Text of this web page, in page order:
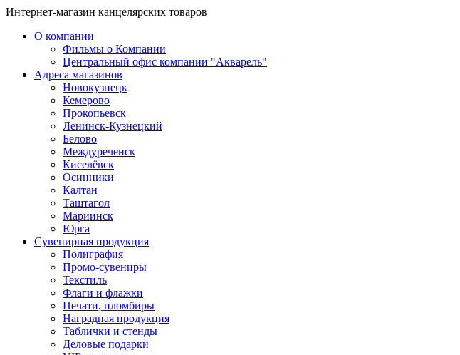
Интернет-магазин канцелярских товаров
О компании
Фильмы о Компании
Центральный офис компании "Акварель"
Адреса магазинов
Новокузнецк
Кемерово
Прокопьевск
Ленинск-Кузнецкий
Белово
Междуреченск
Киселёвск
Осинники
Калтан
Таштагол
Мариинск
Юрга
Сувенирная продукция
Полиграфия
Промо-сувениры
Текстиль
Флаги и флажки
Печати, пломбиры
Наградная продукция
Таблички и стенды
Деловые подарки